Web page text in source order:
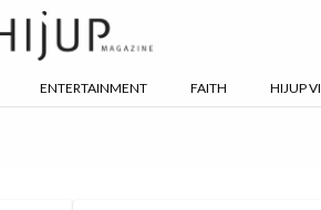
ENTERTAINMENT FAITH HIJUP